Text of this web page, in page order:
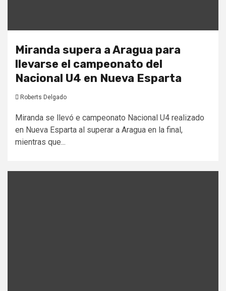
Miranda supera a Aragua para
llevarse el campeonato del
Nacional U4 en Nueva Esparta
Roberts Delgado
Miranda se llevó e campeonato Nacional U4 realizado
en Nueva Esparta al superar a Aragua en la final,
mientras que...